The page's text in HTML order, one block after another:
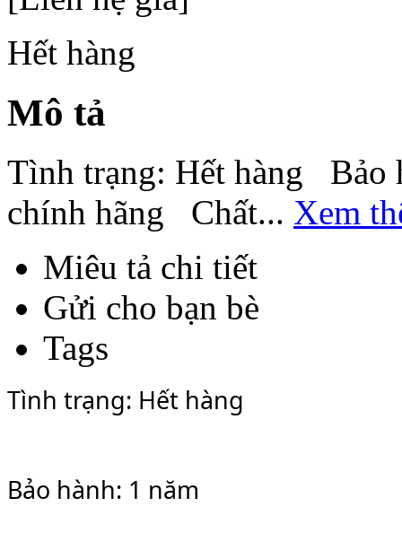
Hết hàng
Mô tả
Tình trạng: Hết hàng Bảo
chính hãng Chất... Xem
Miêu tả chi tiết
Gửi cho bạn bè
Tags
Tình trạng: Hết hàng
Bảo hành: 1 năm